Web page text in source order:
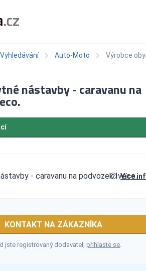
Vyhledávání Auto-Moto Výrobce
nástavby - caravanu na
- caravanu na podvozek Iveco.
Více
KONTAKT NA ZÁKAZNÍKA
jste registrovaný dodavatel, přihlaste se.